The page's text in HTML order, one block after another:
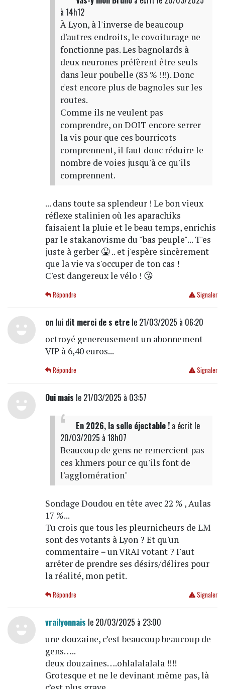
à 14h12
À Lyon, à l'inverse de beaucoup
d'autres endroits, le covoiturage ne
fonctionne pas. Les bagnolards à
deux neurones préfèrent être seuls
dans leur poubelle (83 % !!!). Donc
c'est encore plus de bagnoles sur les
routes.
Comme ils ne veulent pas
comprendre, on DOIT encore serrer
la vis pour que ces bourricots
comprennent, il faut donc réduire le
nombre de voies jusqu'à ce qu'ils
comprennent.
... dans toute sa splendeur ! Le bon vieux
réflexe stalinien où les aparachiks
faisaient la pluie et le beau temps, enrichis
par le stakanovisme du "bas peuple"... T'es
juste à gerber 🤮 .. et j'espère sincèrement
que la vie va s'occuper de ton cas !
C'est dangereux le vélo ! 😘
Signaler
Répondre
on lui dit merci de s etrele 21/03/2025 à 06:20
octroyé genereusement un abonnement
VIP à 6,40 euros...
Signaler
Répondre
Oui mais le 21/03/2025 à 03:57
En 2026, la selle éjectable !a écrit le
20/03/2025 à 18h07
Beaucoup de gens ne remercient pas
ces khmers pour ce qu'ils font de
l'agglomération"
Sondage Doudou en tête avec 22 % , Aulas
17 %...
Tu crois que tous les pleurnicheurs de LM
sont des votants à Lyon ? Et qu'un
commentaire = un VRAI votant ? Faut
arrêter de prendre ses désirs/délires pour
la réalité, mon petit.
Signaler
Répondre
vrailyonnais le 20/03/2025 à 23:00
une douzaine, c’est beaucoup beaucoup de
gens…..
deux douzaines….ohlalalalala !!!!
Grotesque et ne le devinant même pas, là